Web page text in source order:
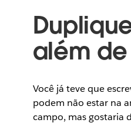
além de
Você já teve que
podem não estar na
campo, mas gostaria